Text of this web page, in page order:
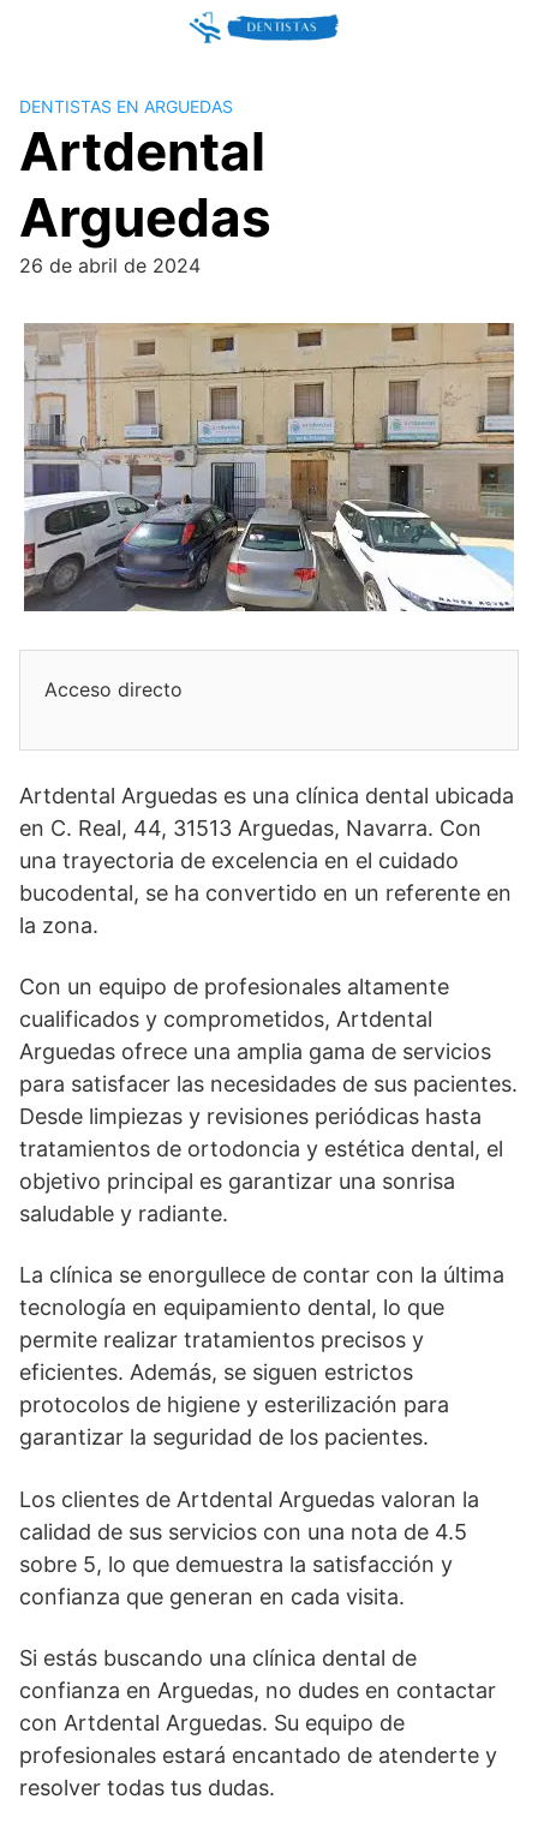
DENTISTAS EN ARGUEDAS
Artdental
Arguedas
26 de abril de 2024
Acceso directo
Artdental Arguedas es una clínica dental ubicada
en C. Real, 44, 31513 Arguedas, Navarra. Con
una trayectoria de excelencia en el cuidado
bucodental, se ha convertido en un referente en
la zona.
Con un equipo de profesionales altamente
cualificados y comprometidos, Artdental
Arguedas ofrece una amplia gama de servicios
para satisfacer las necesidades de sus pacientes.
Desde limpiezas y revisiones periódicas hasta
tratamientos de ortodoncia y estética dental, el
objetivo principal es garantizar una sonrisa
saludable y radiante.
La clínica se enorgullece de contar con la última
tecnología en equipamiento dental, lo que
permite realizar tratamientos precisos y
eficientes. Además, se siguen estrictos
protocolos de higiene y esterilización para
garantizar la seguridad de los pacientes.
Los clientes de Artdental Arguedas valoran la
calidad de sus servicios con una nota de 4.5
sobre 5, lo que demuestra la satisfacción y
confianza que generan en cada visita.
Si estás buscando una clínica dental de
confianza en Arguedas, no dudes en contactar
con Artdental Arguedas. Su equipo de
profesionales estará encantado de atenderte y
resolver todas tus dudas.